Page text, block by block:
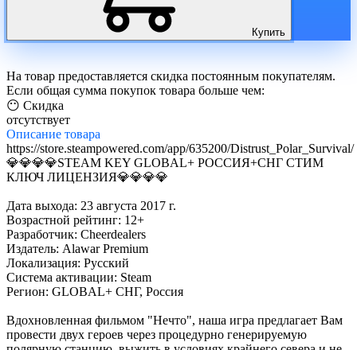
Купить
На товар предоставляется скидка постоянным покупателям.
Если общая сумма покупок товара больше чем:
😶 Скидка
отсутствует
Описание товара
https://store.steampowered.com/app/635200/Distrust_Polar_Survival/
💎💎💎💎STEAM KEY GLOBAL+ РОССИЯ+СНГ СТИМ
КЛЮЧ ЛИЦЕНЗИЯ💎💎💎💎
Дата выхода: 23 августа 2017 г.
Возрастной рейтинг: 12+
Разработчик: Cheerdealers
Издатель: Alawar Premium
Локализация: Русский
Система активации: Steam
Регион: GLOBAL+ СНГ, Россия
Вдохновленная фильмом "Нечто", наша игра предлагает Вам
провести двух героев через процедурно генерируемую